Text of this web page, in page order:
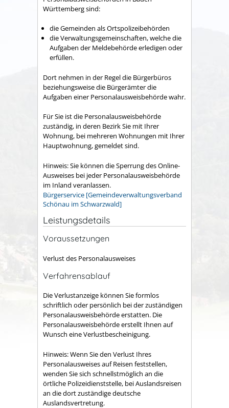
Württemberg sind:
die Gemeinden als Ortspolizeibehörden
die Verwaltungsgemeinschaften,welche die
Aufgaben der Meldebehörde erledigen oder
erfüllen.
Dort nehmen in der Regel die Bürgerbüros
beziehungsweise die Bürgerämter die
Aufgaben einer Personalausweisbehörde wahr.
Für Sie ist die Personalausweisbehörde
zuständig, in deren Bezirk Sie mit Ihrer
Wohnung, bei mehreren Wohnungen mit Ihrer
Hauptwohnung, gemeldet sind.
Hinweis: Sie können die Sperrung des Online-
Ausweises bei jeder Personalausweisbehörde
im Inland veranlassen.
Bürgerservice [Gemeindeverwaltungsverband
Schönau im Schwarzwald]
Leistungsdetails
Voraussetzungen
Verlust des Personalausweises
Verfahrensablauf
Die Verlustanzeige können Sie formlos
schriftlich oder persönlich bei der zuständigen
Personalausweisbehörde erstatten. Die
Personalausweisbehörde erstellt Ihnen auf
Wunsch eine Verlustbescheinigung.
Hinweis: Wenn Sie den Verlust Ihres
Personalausweises auf Reisen feststellen,
wenden Sie sich schnellstmöglich an die
örtliche Polizeidienststelle, bei Auslandsreisen
an die dort zuständige deutsche
Auslandsvertretung.